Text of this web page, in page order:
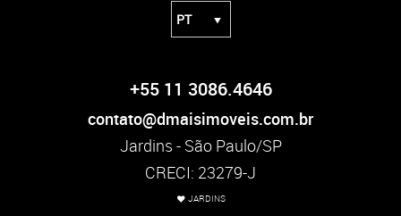
+55 11 3086.4646
contato@dmaisimoveis.com.br
Jardins - São Paulo/SP
CRECI: 23279-J
JARDINS